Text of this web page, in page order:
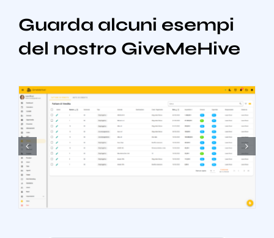
Guarda alcuni esempi
del nostro GiveMeHive